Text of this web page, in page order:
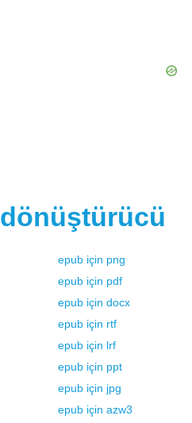
dönüştürücü
epub için png
epub için pdf
epub için docx
epub için rtf
epub için lrf
epub için ppt
epub için jpg
epub için azw3